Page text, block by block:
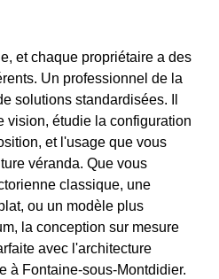
et chaque propriétaire a des
Un professionnel de la
solutions standardisées. Il
vision, étudie la configuration
et l'usage que vous
véranda. Que vous
classique, une
ou un modèle plus
la conception sur mesure
avec l'architecture
à Fontaine-sous-Montdidier.